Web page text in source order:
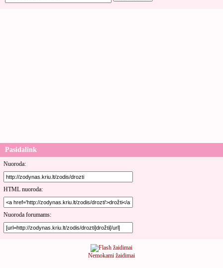
Pasidalink
Nuoroda:
HTML nuoroda:
Nuoroda forumams:
Nemokami žaidimai